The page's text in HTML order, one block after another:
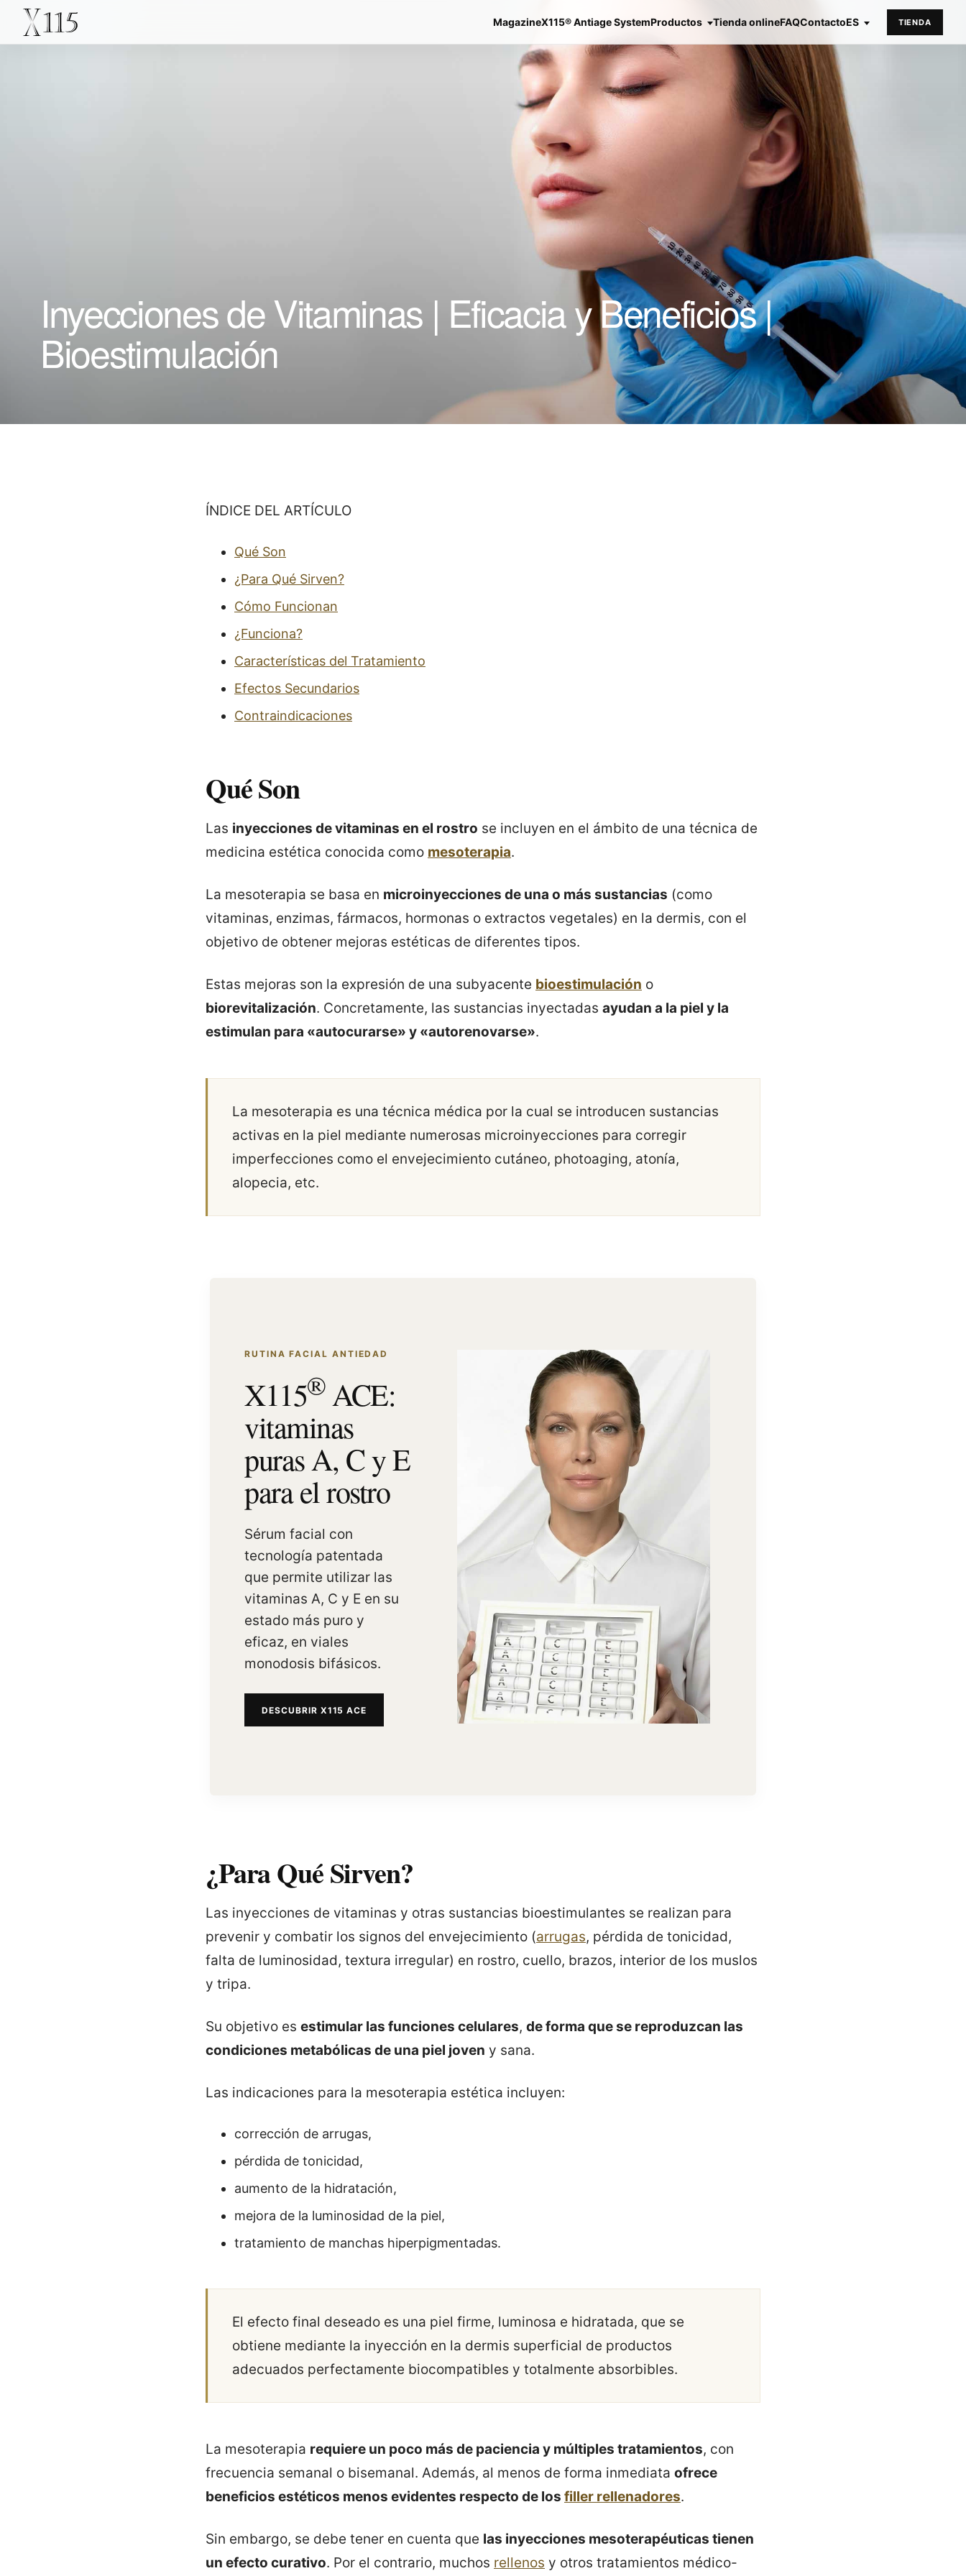
MagazineX115® Antiage SystemProductos Tienda onlineFAQContactoES TIENDA
Inyecciones de Vitaminas | Eficacia y Beneficios |
Bioestimulación
ÍNDICE DEL ARTÍCULO
Qué Son
¿Para Qué Sirven?
Cómo Funcionan
¿Funciona?
Características del Tratamiento
Efectos Secundarios
Contraindicaciones
Qué Son
Las inyecciones de vitaminas en el rostro se incluyen en el ámbito de una técnica de
medicina estética conocida como mesoterapia.
La mesoterapia se basa en microinyecciones de una o más sustancias (como
vitaminas, enzimas, fármacos, hormonas o extractos vegetales) en la dermis, con el
objetivo de obtener mejoras estéticas de diferentes tipos.
Estas mejoras son la expresión de una subyacente bioestimulación o
biorevitalización. Concretamente, las sustancias inyectadas ayudan a la piel y la
estimulan para «autocurarse» y «autorenovarse».
La mesoterapia es una técnica médica por la cual se introducen sustancias
activas en la piel mediante numerosas microinyecciones para corregir
imperfecciones como el envejecimiento cutáneo, photoaging, atonía,
alopecia, etc.
RUTINA FACIAL ANTIEDAD
X115®ACE:
vitaminas
puras A, C y E
para el rostro
Sérum facial con
tecnología patentada
que permite utilizar las
vitaminas A, C y E en su
estado más puro y
eficaz, en viales
monodosis bifásicos.
DESCUBRIR X115 ACE
¿Para Qué Sirven?
Las inyecciones de vitaminas y otras sustancias bioestimulantes se realizan para
prevenir y combatir los signos del envejecimiento (arrugas, pérdida de tonicidad,
falta de luminosidad, textura irregular) en rostro, cuello, brazos, interior de los muslos
y tripa.
Su objetivo es estimular las funciones celulares, de forma que se reproduzcan las
condiciones metabólicas de una piel joven y sana.
Las indicaciones para la mesoterapia estética incluyen:
corrección de arrugas,
pérdida de tonicidad,
aumento de la hidratación,
mejora de la luminosidad de la piel,
tratamiento de manchas hiperpigmentadas.
El efecto final deseado es una piel firme, luminosa e hidratada, que se
obtiene mediante la inyección en la dermis superficial de productos
adecuados perfectamente biocompatibles y totalmente absorbibles.
La mesoterapia requiere un poco más de paciencia y múltiples tratamientos, con
frecuencia semanal o bisemanal. Además, al menos de forma inmediata ofrece
beneficios estéticos menos evidentes respecto de los filler rellenadores.
Sin embargo, se debe tener en cuenta que las inyecciones mesoterapéuticas tienen
un efecto curativo. Por el contrario, muchos rellenos y otros tratamientos médico-